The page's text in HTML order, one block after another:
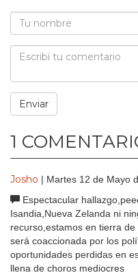
1
Josho | Martes 12 de Mayo
Espectacular
Isandia,Nueva Zelanda ni
recurso,estamos en tierra
será coaccionada por los
oportunidades perdidas en
llena de choros mediocres